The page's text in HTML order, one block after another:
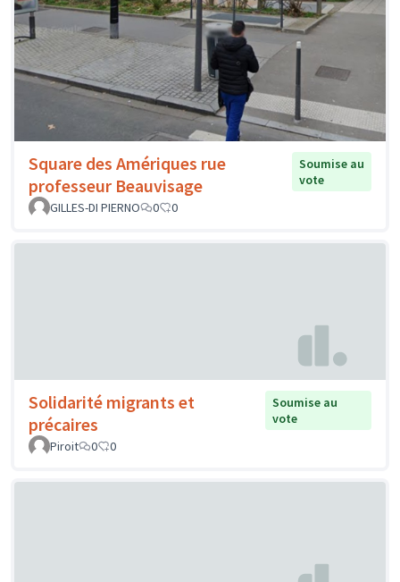
Square des Amériques rue
professeur Beauvisage
Soumise au
vote
GILLES-DI PIERNO
0 0
Solidarité migrants et
précaires
Soumise au
vote
Piroit
0 0